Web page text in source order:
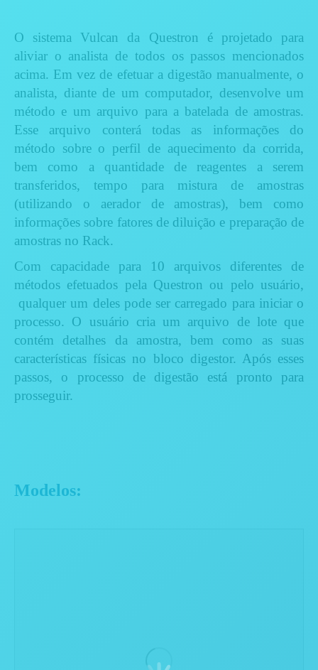
O sistema Vulcan da Questron é projetado para
aliviar o analista de todos os passos mencionados
acima. Em vez de efetuar a digestão manualmente, o
analista, diante de um computador, desenvolve um
método e um arquivo para a batelada de amostras.
Esse arquivo conterá todas as informações do
método sobre o perfil de aquecimento da corrida,
bem como a quantidade de reagentes a serem
transferidos, tempo para mistura de amostras
(utilizando o aerador de amostras), bem como
informações sobre fatores de diluição e preparação de
amostras no Rack.
Com capacidade para 10 arquivos diferentes de
métodos efetuados pela Questron ou pelo usuário,
qualquer um deles pode ser carregado para iniciar o
processo. O usuário cria um arquivo de lote que
contém detalhes da amostra, bem como as suas
características físicas no bloco digestor. Após esses
passos, o processo de digestão está pronto para
prosseguir.
Modelos: